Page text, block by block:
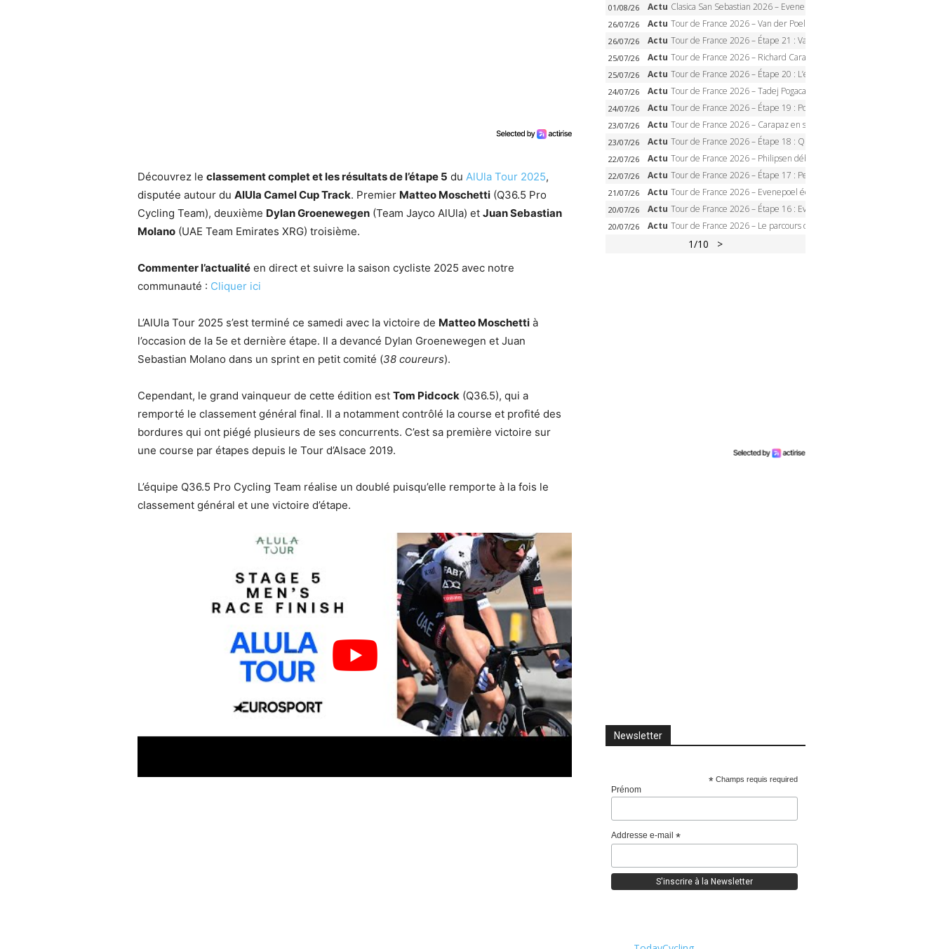
Découvrez le classement complet et les résultats de l’étape 5 du AlUla Tour 2025,
disputée autour du AlUla Camel Cup Track. Premier Matteo Moschetti (Q36.5 Pro
Cycling Team), deuxième Dylan Groenewegen (Team Jayco AlUla) et Juan Sebastian
Molano (UAE Team Emirates XRG) troisième.
Commenter l’actualité en direct et suivre la saison cycliste 2025 avec notre
communauté : Cliquer ici
L’AlUla Tour 2025 s’est terminé ce samedi avec la victoire de Matteo Moschetti à
l’occasion de la 5e et dernière étape. Il a devancé Dylan Groenewegen et Juan
Sebastian Molano dans un sprint en petit comité (38 coureurs).
Cependant, le grand vainqueur de cette édition est Tom Pidcock (Q36.5), qui a
remporté le classement général final. Il a notamment contrôlé la course et profité des
bordures qui ont piégé plusieurs de ses concurrents. C’est sa première victoire sur
une course par étapes depuis le Tour d’Alsace 2019.
L’équipe Q36.5 Pro Cycling Team réalise un doublé puisqu’elle remporte à la fois le
classement général et une victoire d’étape.
01/08/26 Actu Clasica San Sebastian 2026 – Evenepoel recordman, 4e victoire, Carapaz battu au sprint
26/07/26 Actu Tour de France 2026 – Van der Poel monumental à Paris, Pogacar égale le record des cinq sacres
26/07/26 Actu Tour de France 2026 – Étape 21 : Van der Poel, Pogacar, qui succédera à Wout van Aert sur les Champs-Elysées ?
25/07/26 Actu Tour de France 2026 – Richard Carapaz roi des Alpes, doublé et maillot à pois, Seixas perd le podium
25/07/26 Actu Tour de France 2026 – Étape 20 : L’étape reine, Galibier, Sarenne, Alpe d’Huez, qui succédera à Pogacar ?
24/07/26 Actu Tour de France 2026 – Tadej Pogacar dompte l’Alpe d’Huez, 5e victoire, record de Pantani pulvérisé
24/07/26 Actu Tour de France 2026 – Étape 19 : Pogacar peut-il enfin dompter l’Alpe d’Huez ?
23/07/26 Actu Tour de France 2026 – Carapaz en solitaire à Orcières-Merlette, Paret-Peintre à un point du maillot à pois
23/07/26 Actu Tour de France 2026 – Étape 18 : Qui domptera Orcières-Merlette, première marche vers l’Alpe d’Huez ?
22/07/26 Actu Tour de France 2026 – Philipsen débloque son compteur à Voiron, Pedersen en danger pour le maillot vert
22/07/26 Actu Tour de France 2026 – Étape 17 : Pedersen peut-il verrouiller le maillot vert à Voiron ?
21/07/26 Actu Tour de France 2026 – Evenepoel écrase le chrono d’Évian, Seixas 4e, Lipowitz abandonne
20/07/26 Actu Tour de France 2026 – Étape 16 : Evenepoel, Pogacar, Ganna… qui domptera le chrono d’Évian pour redessiner le podium ?
20/07/26 Actu Tour de France 2026 – Le parcours officiel complet : 21 étapes, profils, carte et dates
1/10 >
Newsletter
*Champs requis required
Prénom
Addresse e-mail*